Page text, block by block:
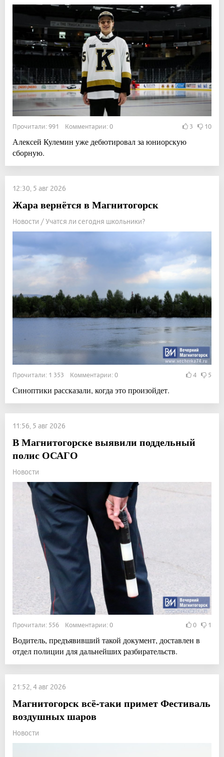
Прочитали: 991 Комментарии: 0 3 10
Алексей Кулемин уже дебютировал за юниорскую
сборную.
12:30, 5 авг 2026
Жара вернётся в Магнитогорск
Новости / Учатся ли сегодня школьники?
Прочитали: 1 353 Комментарии: 0 4 5
Синоптики рассказали, когда это произойдет.
11:56, 5 авг 2026
В Магнитогорске выявили поддельный
полис ОСАГО
Новости
Прочитали: 556 Комментарии: 0 0 1
Водитель, предъявивший такой документ, доставлен в
отдел полиции для дальнейших разбирательств.
21:52, 4 авг 2026
Магнитогорск всё-таки примет Фестиваль
воздушных шаров
Новости